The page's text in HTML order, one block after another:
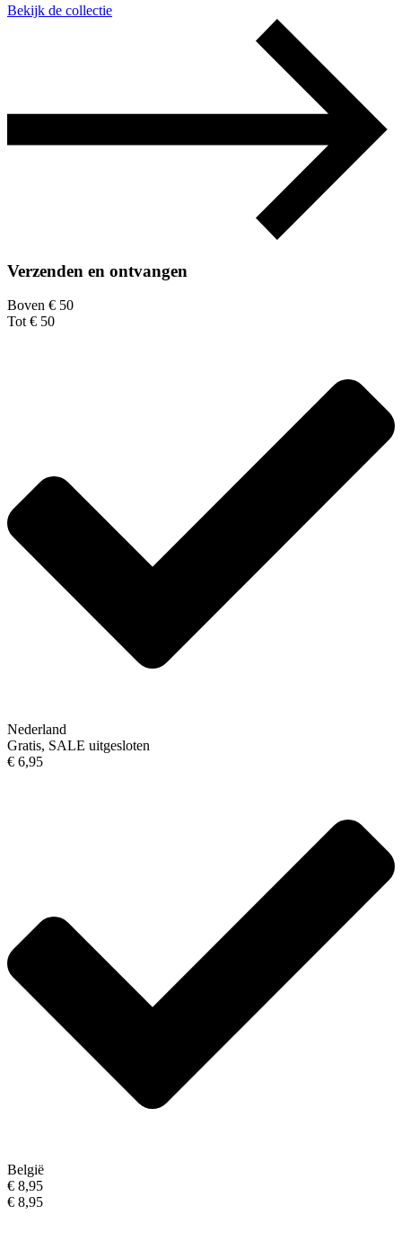
Bekijk de collectie
Verzenden en ontvangen
Boven € 50
Tot € 50
Nederland
Gratis, SALE uitgesloten
€ 6,95
België
€ 8,95
€ 8,95